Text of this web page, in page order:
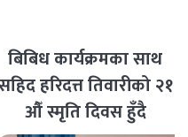
बिबिध कार्यक्रमका साथ
हरिदत्त तिवारीको २१
औँ स्मृति दिवस हुँदै